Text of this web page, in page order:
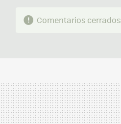
Comentarios cerrados